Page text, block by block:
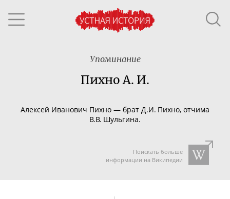
Упоминание
Пихно А. И.
Алексей Иванович Пихно — брат Д.И. Пихно, отчима
В.В. Шульгина.
Поискать больше
информации на Википедии